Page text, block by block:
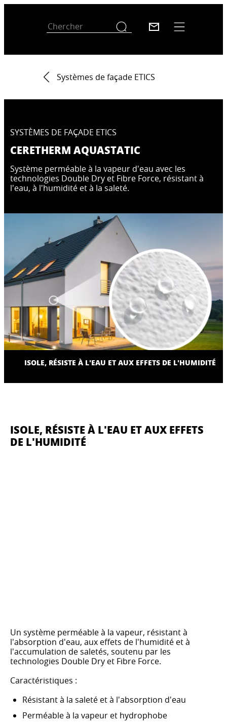
Systèmes de façade ETICS
SYSTÈMES DE FAÇADE ETICS
CERETHERM AQUASTATIC
Système perméable à la vapeur d'eau avec les
technologies Double Dry et Fibre Force, résistant à
l'eau, à l'humidité et à la saleté.
ISOLE, RÉSISTE À L'EAU ET AUX EFFETS DE L'HUMIDITÉ
ISOLE, RÉSISTE À L'EAU ET AUX EFFETS
DE L'HUMIDITÉ
Un système perméable à la vapeur, résistant à
l'absorption d'eau, aux effets de l'humidité et à
l'accumulation de saletés, soutenu par les
technologies Double Dry et Fibre Force.
Caractéristiques :
Résistant à la saleté et à l'absorption d'eau
Perméable à la vapeur et hydrophobe